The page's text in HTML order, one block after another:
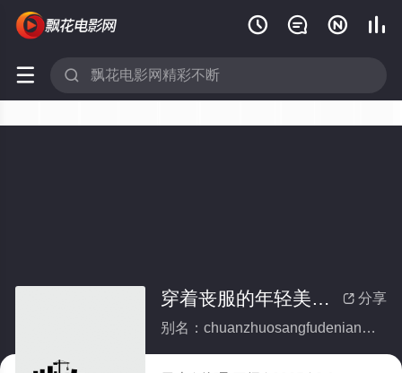
   
 
 分享
穿着丧服的年轻美貌寡妇们的一夜
别名：chuanzhuosangfudenianqingmeimaoguafumendeyiye